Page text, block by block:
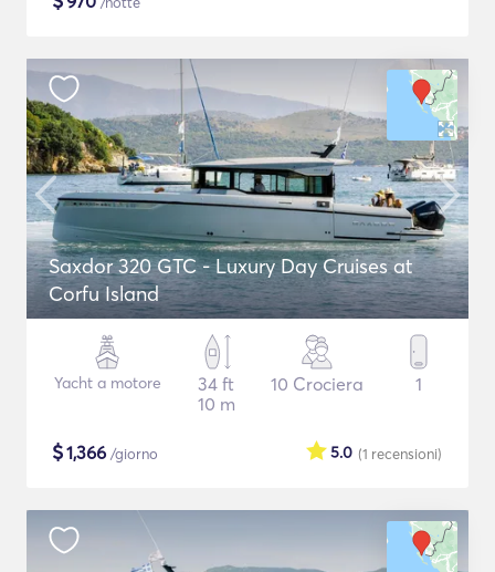
Saxdor 320 GTC - Luxury Day Cruises at
Corfu Island
Yacht a motore
34 ft
10 m
10 Crociera 1
$1,366 /giorno (1 recensioni)
5.0